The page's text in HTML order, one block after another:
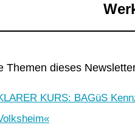
Themen dieses
KURS: BAGüS